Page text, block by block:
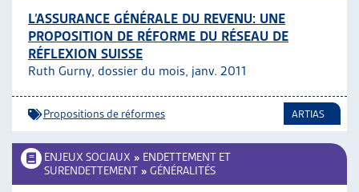
L’ASSURANCE GÉNÉRALE DU REVENU: UNE
PROPOSITION DE RÉFORME DU RÉSEAU DE
RÉFLEXION SUISSE
Ruth Gurny, dossier du mois, janv. 2011
Propositions de réformes ARTIAS
ENJEUX SOCIAUX » ENDETTEMENT ET
SURENDETTEMENT » GÉNÉRALITÉS